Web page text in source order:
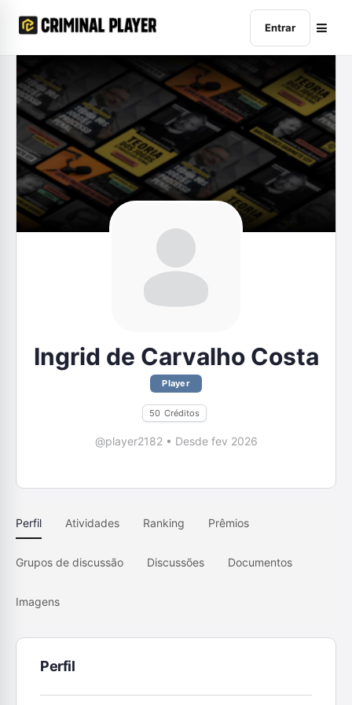
Entrar
Ingrid de Carvalho Costa
Player
50 Créditos
@player2182 • Desde fev 2026
Perfil Atividades Ranking Prêmios
Grupos de discussão Discussões Documentos
Imagens
Perfil